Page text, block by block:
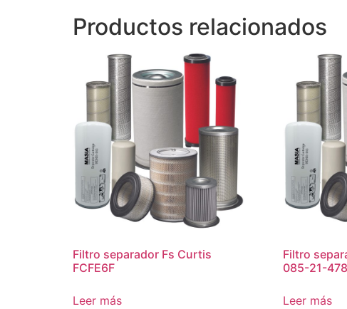
Productos relacionados
Filtro separador Fs Curtis
FCFE6F
Leer más
Filtro
085-21-478
Leer más